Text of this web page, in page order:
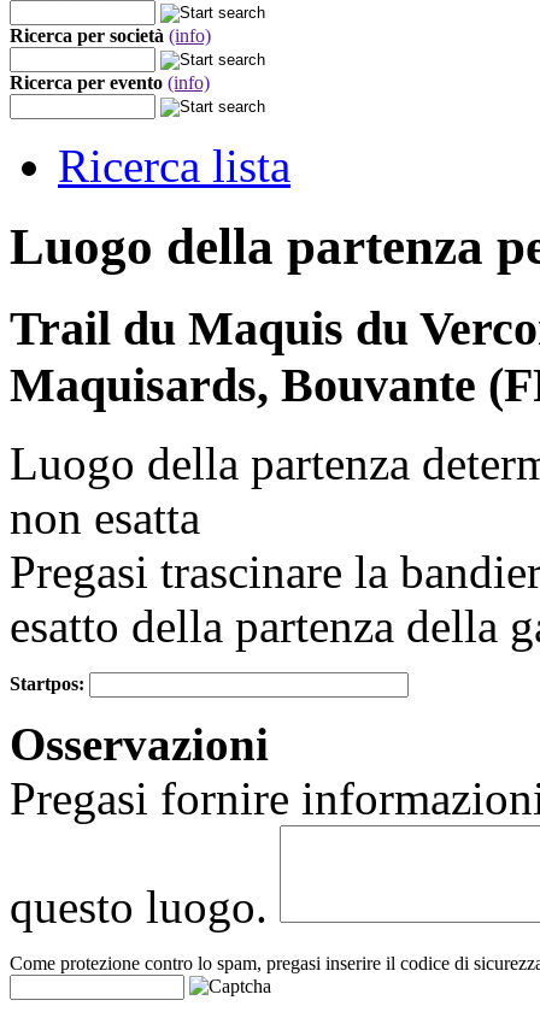
Ricerca per società (info)
Ricerca per evento (info)
Ricerca lista
Luogo della partenza
Trail du Maquis du
Maquisards, Bouvante
Luogo della partenza
non esatta
Pregasi trascinare la
esatto della partenza della
−
Startpos:
Osservazioni
Pregasi fornire
questo luogo.
Come protezione contro lo spam, pregasi inserire il codice di